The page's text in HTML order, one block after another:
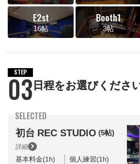
E2st
16帖
Booth1
3帖
STEP
03日程をお選びくださ
SELECTED
初台 REC STUDIO (5帖)
詳細
基本料金(1h) 個人練習(1h)